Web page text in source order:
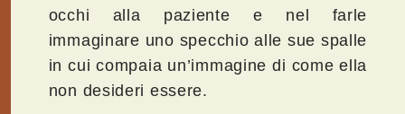
occhi alla paziente e nel farle
immaginare uno specchio alle sue spalle
in cui compaia un’immagine di come ella
non desideri essere.